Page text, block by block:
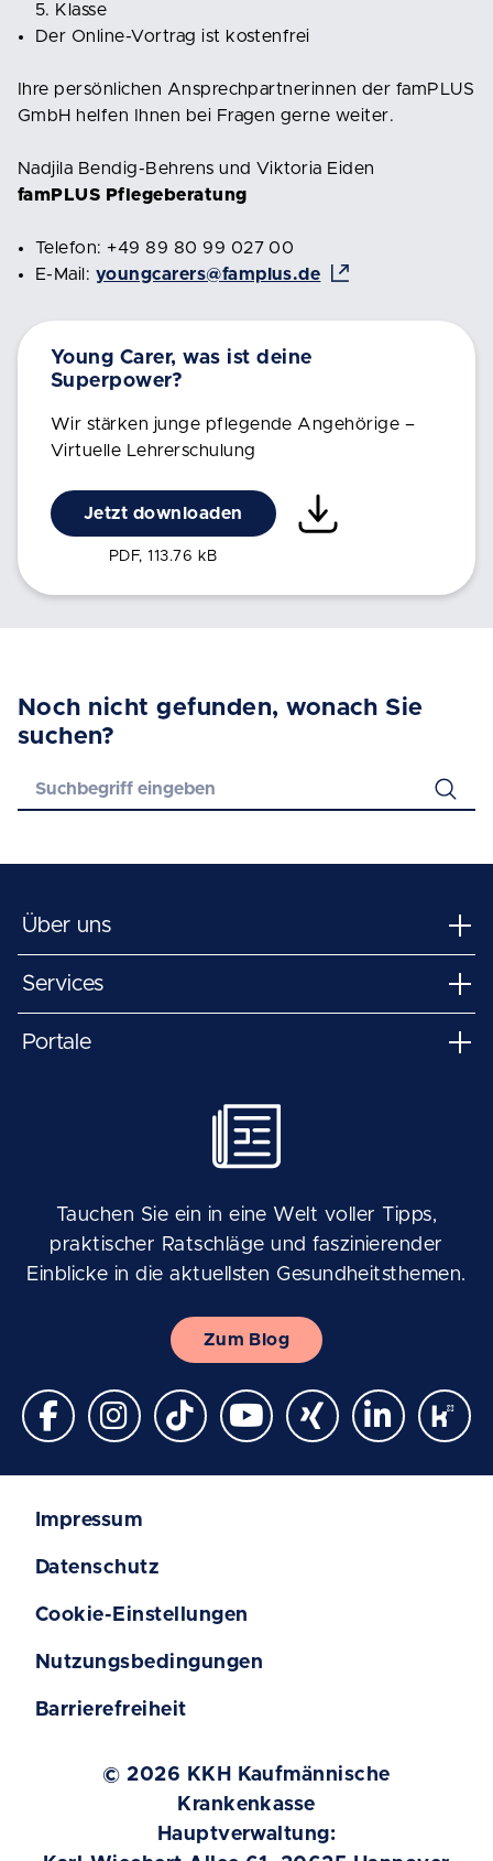
5. Klasse
Der Online-Vortrag ist kostenfrei
Ihre persönlichen Ansprechpartnerinnen der famPLUS
GmbH helfen Ihnen bei Fragen gerne weiter.
Nadjila Bendig-Behrens und Viktoria Eiden
famPLUS Pflegeberatung
Telefon: +49 89 80 99 027 00
E-Mail: youngcarers@famplus.de
Young Carer, was ist deine
Superpower?
Wir stärken junge pflegende Angehörige –
Virtuelle Lehrerschulung
Jetzt downloaden
PDF, 113.76 kB
Noch nicht gefunden, wonach Sie
suchen?
Über uns
Services
Portale
Tauchen Sie ein in eine Welt voller Tipps,
praktischer Ratschläge und faszinierender
Einblicke in die aktuellsten Gesundheitsthemen.
Zum Blog
Impressum
Datenschutz
Cookie-Einstellungen
Nutzungsbedingungen
Barrierefreiheit
© 2026 KKH Kaufmännische
Krankenkasse
Hauptverwaltung: